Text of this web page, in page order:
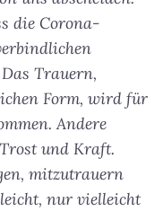
die Corona-
Trauern,
Form, wird für
Andere
und Kraft.
mitzutrauern
nur vielleicht